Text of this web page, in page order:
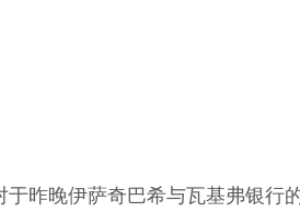
昨晚伊萨奇巴希与瓦基弗银行